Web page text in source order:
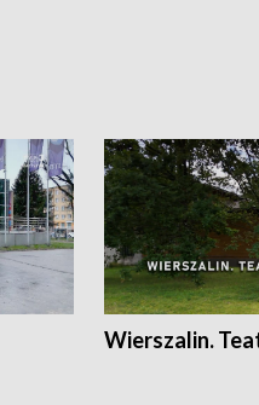
Wierszalin.